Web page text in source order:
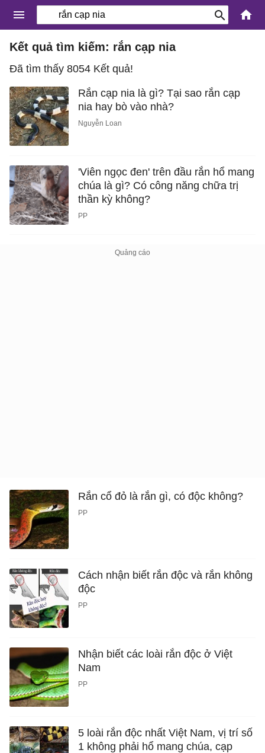
Kết quả tìm kiếm: rắn cạp nia
Đã tìm thấy 8054 Kết quả!
Rắn cạp nia là gì? Tại sao rắn cạp
nia hay bò vào nhà?
Nguyễn Loan
'Viên ngọc đen' trên đầu rắn hổ mang
chúa là gì? Có công năng chữa trị
thần kỳ không?
PP
Rắn cổ đỏ là rắn gì, có độc không?
PP
Cách nhận biết rắn độc và rắn không
độc
PP
Nhận biết các loài rắn độc ở Việt
Nam
PP
5 loài rắn độc nhất Việt Nam, vị trí số
1 không phải hổ mang chúa, cạp